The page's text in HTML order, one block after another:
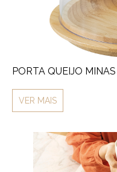
PORTA QUEIJO
VER MAIS